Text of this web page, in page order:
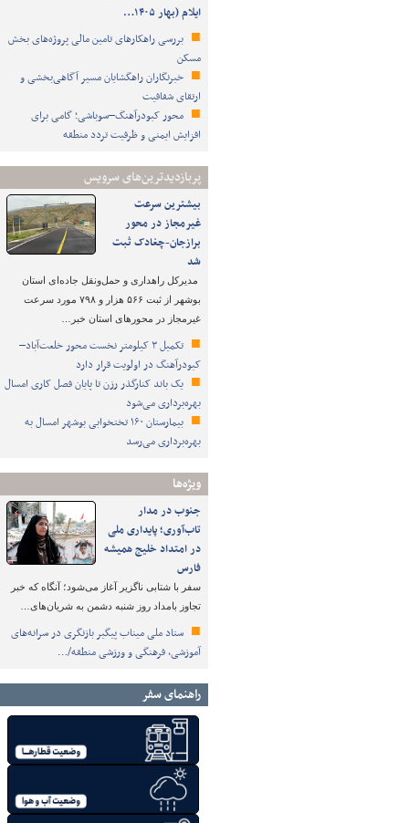
ایلام (بهار ۱۴۰۵…
بررسی راهکارهای تامین مالی پروژه‌های بخش
مسکن
خبرنگاران راهگشایان مسیر آگاهی‌بخشی و
ارتقای شفافیت
محور کبودرآهنگ–سوباشی؛ گامی برای
افزایش ایمنی و ظرفیت تردد منطقه
پربازدیدترین‌های سرویس
بیشترین سرعت
غیرمجاز در محور
برازجان-چغادک ثبت
شد
مدیرکل راهداری و حمل‌ونقل جاده‌ای استان
بوشهر از ثبت ۵۶۶ هزار و ۷۹۸ مورد سرعت
غیرمجاز در محورهای استان خبر…
تکمیل ۳ کیلومتر نخست محور خلعت‌آباد–
کبودرآهنگ در اولویت قرار دارد
یک باند کنارگذر رزن تا پایان فصل کاری امسال
بهره‌برداری می‌شود
بیمارستان ۱۶۰ تختخوابی بوشهر امسال به
بهره‌برداری می‌رسد
ویژه‌ها
جنوب در مدار
تاب‌آوری؛ پایداری ملی
در امتداد خلیج همیشه
فارس
سفر با شتابی ناگزیر آغاز می‌شود؛ آنگاه که خبر
تجاوز بامداد روز شنبه دشمن به شریان‌های…
ستاد ملی میناب پیگیر بازنگری در سرانه‌های
آموزشی، فرهنگی و ورزشی منطقه/…
راهنمای سفر